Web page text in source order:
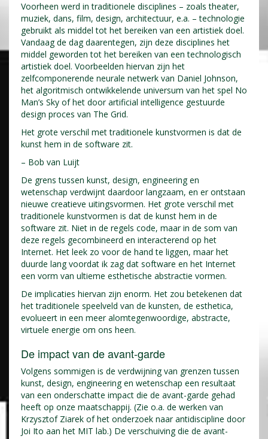
Voorheen werd in traditionele disciplines – zoals theater,
muziek, dans, film, design, architectuur, e.a. – technologie
gebruikt als middel tot het bereiken van een artistiek doel.
Vandaag de dag daarentegen, zijn deze disciplines het
middel geworden tot het bereiken van een technologisch
artistiek doel. Voorbeelden hiervan zijn het
zelfcomponerende neurale netwerk van Daniel Johnson,
het algoritmisch ontwikkelende universum van het spel No
Man’s Sky of het door artificial intelligence gestuurde
design proces van The Grid.
Het grote verschil met traditionele kunstvormen is dat de
kunst hem in de software zit.
– Bob van Luijt
De grens tussen kunst, design, engineering en
wetenschap verdwijnt daardoor langzaam, en er ontstaan
nieuwe creatieve uitingsvormen. Het grote verschil met
traditionele kunstvormen is dat de kunst hem in de
software zit. Niet in de regels code, maar in de som van
deze regels gecombineerd en interacterend op het
Internet. Het leek zo voor de hand te liggen, maar het
duurde lang voordat ik zag dat software en het Internet
een vorm van ultieme esthetische abstractie vormen.
De implicaties hiervan zijn enorm. Het zou betekenen dat
het traditionele speelveld van de kunsten, de esthetica,
evolueert in een meer alomtegenwoordige, abstracte,
virtuele energie om ons heen.
De impact van de avant-garde
Volgens sommigen is de verdwijning van grenzen tussen
kunst, design, engineering en wetenschap een resultaat
van een onderschatte impact die de avant-garde gehad
heeft op onze maatschappij. (Zie o.a. de werken van
Krzysztof Ziarek of het onderzoek naar antidiscipline door
Joi Ito aan het MIT lab.) De verschuiving die de avant-